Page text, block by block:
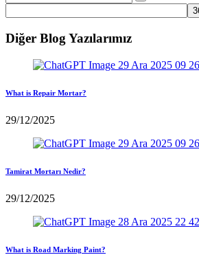
Diğer Blog Yazılarımız
What is Repair Mortar?
29/12/2025
Tamirat Mortarı Nedir?
29/12/2025
What is Road Marking Paint?